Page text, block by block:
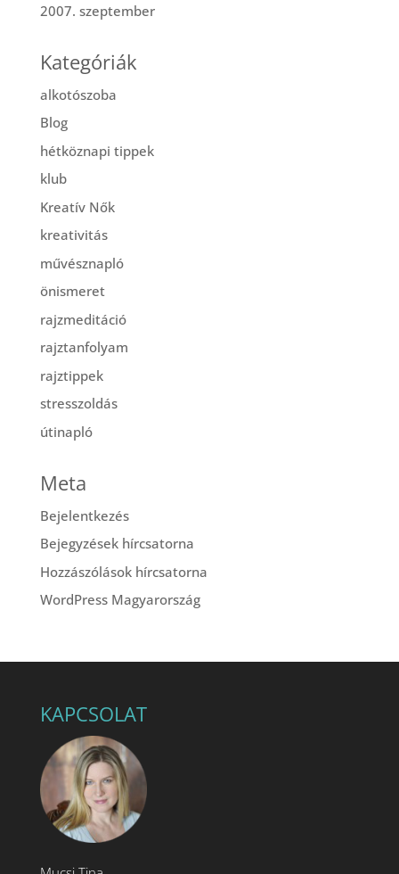
2007. szeptember
Kategóriák
alkotószoba
Blog
hétköznapi tippek
klub
Kreatív Nők
kreativitás
művésznapló
önismeret
rajzmeditáció
rajztanfolyam
rajztippek
stresszoldás
útinapló
Meta
Bejelentkezés
Bejegyzések hírcsatorna
Hozzászólások hírcsatorna
WordPress Magyarország
KAPCSOLAT